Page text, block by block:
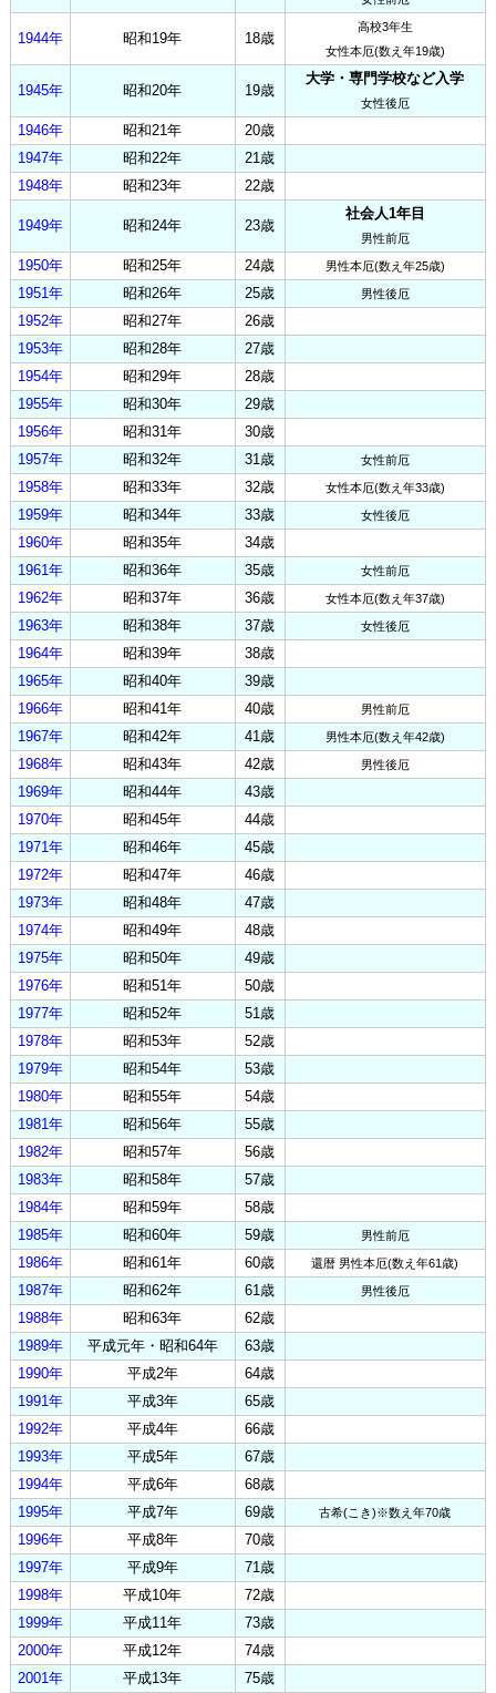
1944年 昭和19年 18歳
高校3年生
女性本厄(数え年19歳)
1945年 昭和20年 19歳
大学・専門学校など入学
女性後厄
1946年 昭和21年
20歳
1947年
昭和22年
21歳
1948年
昭和23年 22歳
1949年 昭和24年 23歳
社会人1年目
男性前厄
1950年 昭和25年 24歳 男性本厄(数え年25歳)
1951年 昭和26年 25歳 男性後厄
1952年 昭和27年
26歳
1953年
昭和28年
27歳
1954年
昭和29年
28歳
1955年
昭和30年
29歳
1956年
昭和31年
30歳
1957年
昭和32年 31歳 女性前厄
1958年 昭和33年 32歳 女性本厄(数え年33歳)
1959年 昭和34年 33歳 女性後厄
1960年 昭和35年
34歳
1961年
昭和36年 35歳 女性前厄
1962年 昭和37年 36歳 女性本厄(数え年37歳)
1963年 昭和38年 37歳 女性後厄
1964年 昭和39年
38歳
1965年
昭和40年
39歳
1966年
昭和41年 40歳 男性前厄
1967年 昭和42年 41歳 男性本厄(数え年42歳)
1968年 昭和43年 42歳 男性後厄
1969年 昭和44年
43歳
1970年
昭和45年
44歳
1971年
昭和46年
45歳
1972年
昭和47年
46歳
1973年
昭和48年
47歳
1974年
昭和49年
48歳
1975年
昭和50年
49歳
1976年
昭和51年
50歳
1977年
昭和52年
51歳
1978年
昭和53年
52歳
1979年
昭和54年
53歳
1980年
昭和55年
54歳
1981年
昭和56年
55歳
1982年
昭和57年
56歳
1983年
昭和58年
57歳
1984年
昭和59年
58歳
1985年
昭和60年 59歳 男性前厄
1986年 昭和61年 60歳 還暦 男性本厄(数え年61歳)
1987年 昭和62年 61歳 男性後厄
1988年 昭和63年
62歳
1989年
平成元年・昭和64年
63歳
1990年
平成2年
64歳
1991年
平成3年
65歳
1992年
平成4年
66歳
1993年
平成5年
67歳
1994年
平成6年
68歳
1995年
平成7年 69歳 古希(こき)※数え年70歳
1996年 平成8年
70歳
1997年
平成9年
71歳
1998年
平成10年
72歳
1999年
平成11年
73歳
2000年
平成12年
74歳
2001年
平成13年
75歳